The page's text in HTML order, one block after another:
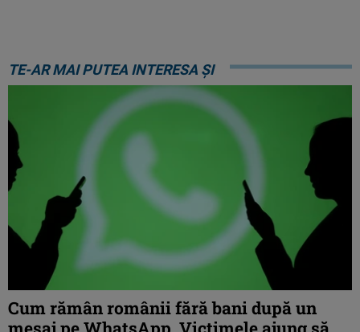
TE-AR MAI PUTEA INTERESA ȘI
Cum rămân românii fără bani după un